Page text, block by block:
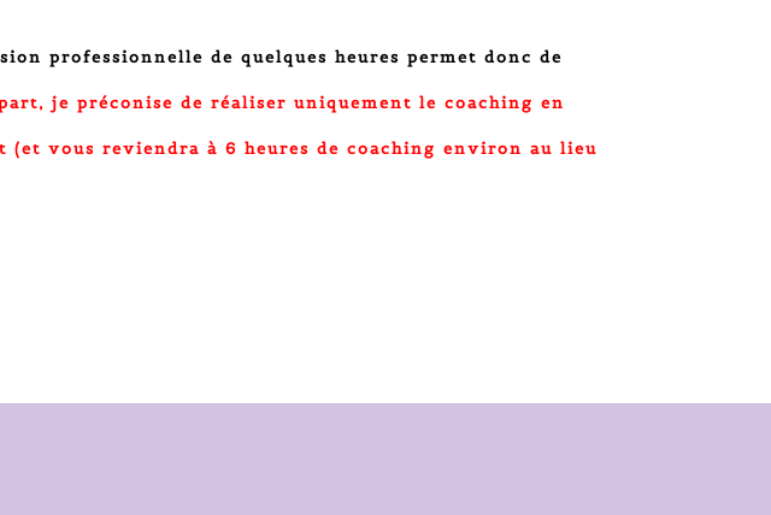
professionnelle de quelques heures permet donc de
je préconise de réaliser uniquement le coaching en
vous reviendra à 6 heures de coaching environ au lieu